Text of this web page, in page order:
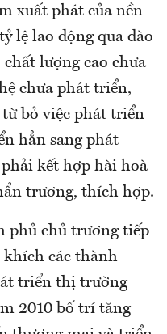
xuất phát của nền
lệ lao động qua đào
lượng cao chưa
chưa phát triển,
bỏ việc phát triển
hẳn sang phát
phải kết hợp hài hoà
trương, thích hợp.
phủ chủ trương tiếp
khích các thành
triển thị trường
2010 bố trí tăng